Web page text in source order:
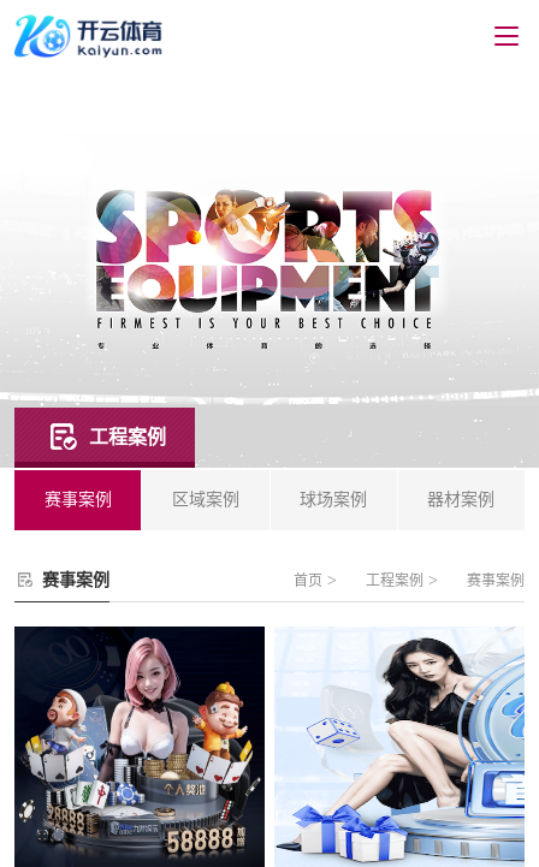
工程案例
赛事案例 区域案例 球场案例 器材案例
赛事案例 首页 > 工程案例 > 赛事案例